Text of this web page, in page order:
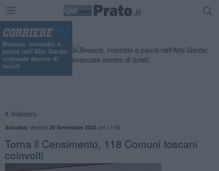
Brescia, incendio e
paura nell'Alto Garda:
evacuate decine di
turisti
Indietro
Attualità Venerdì 20 Settembre 2024ore 11:00
Torna il Censimento, 118 Comuni toscani
coinvolti